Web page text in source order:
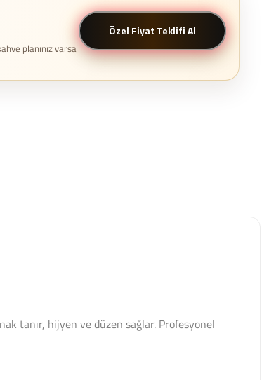
planınız varsa
Özel Fiyat Teklifi Al
tanır, hijyen ve düzen sağlar. Profesyonel